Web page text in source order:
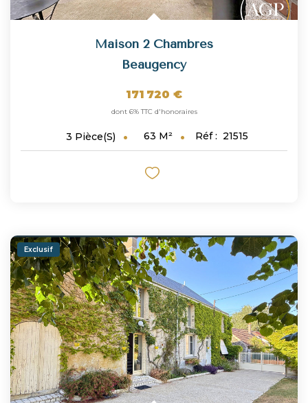
Maison 2 Chambres
Beaugency
171 720 €
dont 6% TTC d'honoraires
3 Pièce(s) 63 M² Réf : 21515
Exclusif